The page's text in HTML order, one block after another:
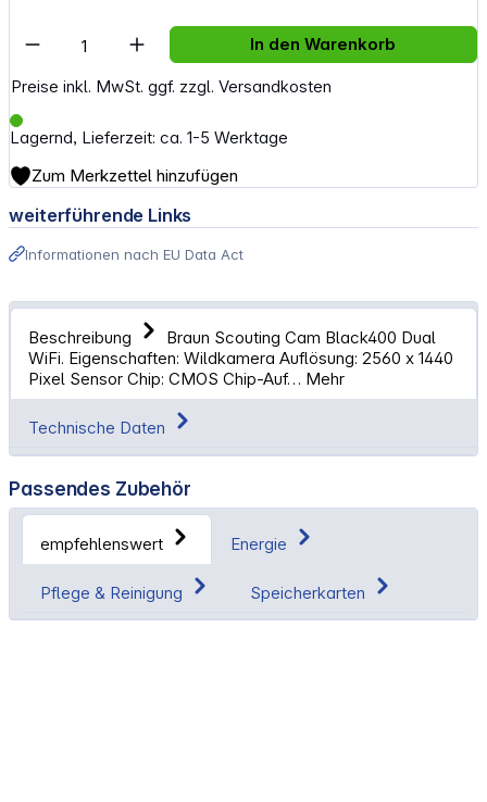
Preise inkl. MwSt. ggf. zzgl. Versandkosten
Lagernd, Lieferzeit: ca. 1-5 Werktage
Artikel Anzahl: Gib den gewünschten
In den Warenkorb
Zum Merkzettel hinzufügen
weiterführende Links
Informationen nach EU Data Act
Beschreibung
Braun Scouting Cam Black400 Dual
WiFi. Eigenschaften: Wildkamera Auflösung: 2560 x 1440
Pixel Sensor Chip: CMOS Chip-Auf… Mehr
Technische Daten
Passendes Zubehör
empfehlenswert Energie
Pflege & Reinigung Speicherkarten